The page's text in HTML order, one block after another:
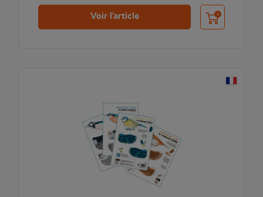
Voir l'article Ajouter au